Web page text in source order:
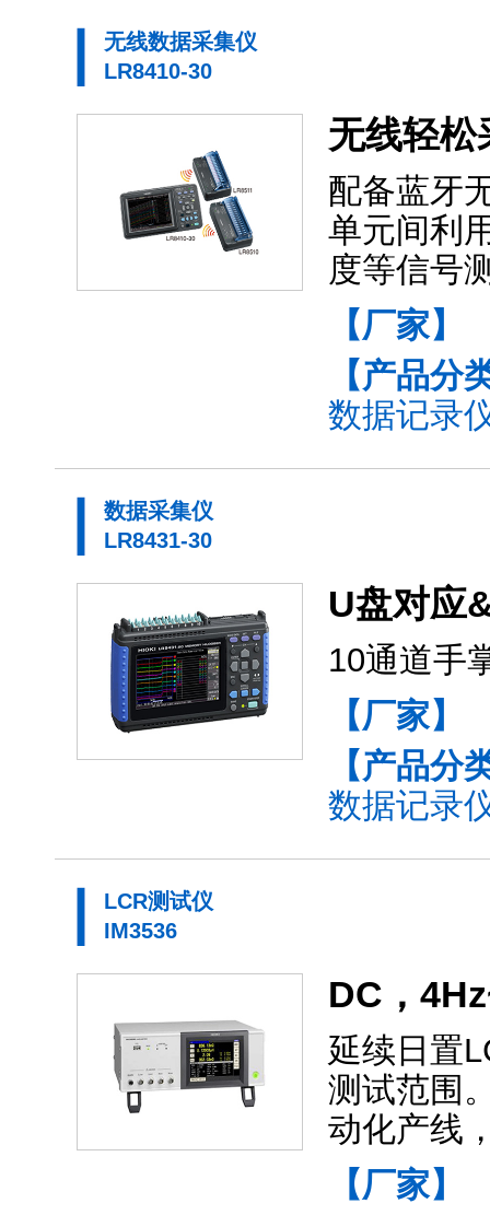
无线数据采集仪
LR8410-30
无线轻松
配备蓝牙
单元间利
度等信号
【厂家】
【产品分
数据记录
数据采集仪
LR8431-30
U盘对应
10通道手
【厂家】
【产品分
数据记录
LCR测试仪
IM3536
DC，
延续日置
测试范围
动化产线
【厂家】